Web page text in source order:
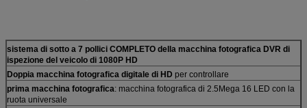
sistema di sotto a 7 pollici COMPLETO della macchina fotografica DVR di
ispezione del veicolo di 1080P HD
Doppia macchina fotografica digitale di HD per controllare
prima macchina fotografica: macchina fotografica di 2.5Mega 16 LED con la
ruota universale